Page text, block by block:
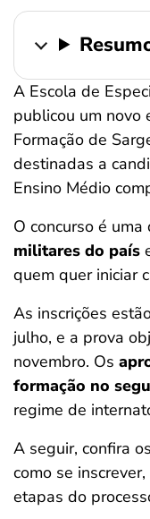
A Escola de
publicou um novo
Formação de
destinadas a
Ensino Médio
O concurso é uma
militares do país
quem quer iniciar
As inscrições
julho, e a prova
novembro. Os
formação no
regime de
A seguir, confira
como se
etapas do